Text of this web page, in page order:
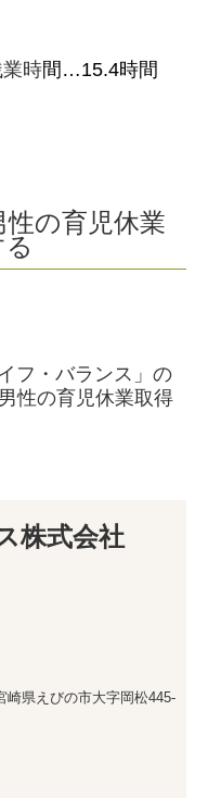
時間…15.4時間
の育児休業
フ・バランス」の
性の育児休業取得
株式会社
市大字岡松445-